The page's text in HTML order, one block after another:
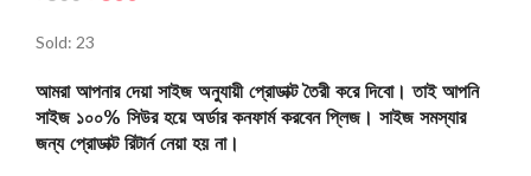
Sold: 23
আমরা আপনার দেয়া সাইজ অনুযায়ী প্রোডাক্ট তৈরী করে দিবো। তাই আপনি
সাইজ ১০০% সিউর হয়ে অর্ডার কনফার্ম করবেন প্লিজ। সাইজ সমস্যার
জন্য প্রোডাক্ট রিটার্ন নেয়া হয় না।